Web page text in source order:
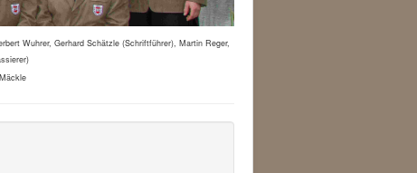
Wuhrer, Gerhard Schätzle (Schriftführer), Martin Reger,